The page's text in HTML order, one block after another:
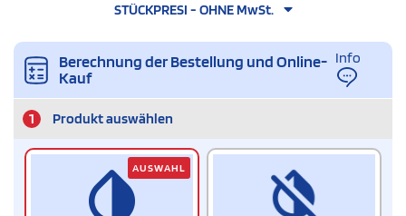
STÜCKPRESI - OHNE MwSt.
Berechnung der Bestellung und Online-
Kauf
Info
1 Produkt auswählen
AUSWAHL